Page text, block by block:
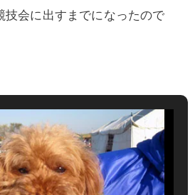
技会に出すまでになったので